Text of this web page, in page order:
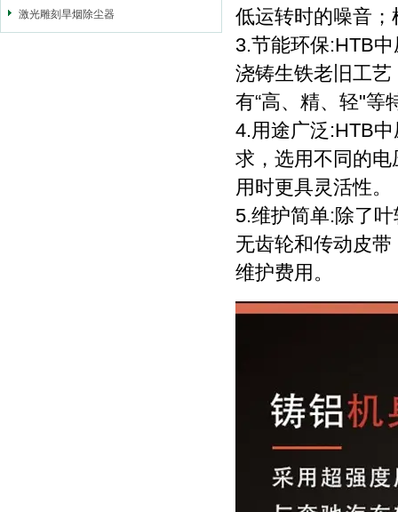
激光雕刻旱烟除尘器
低运转时的噪音
3.节能环保:HTB
浇铸生铁老旧工
有“高、精、轻"等
4.用途广泛:HTB
求，选用不同的
用时更具灵活性。
5.维护简单:除了
无齿轮和传动皮
维护费用。